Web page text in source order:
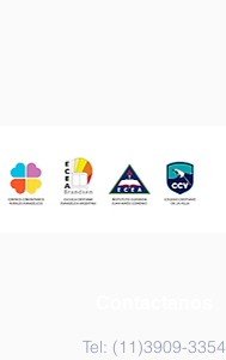
Tel: (11)3909-3354